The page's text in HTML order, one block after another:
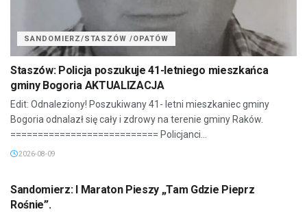
SANDOMIERZ/STASZÓW /OPATÓW
Staszów: Policja poszukuje 41-letniego mieszkańca
gminy Bogoria AKTUALIZACJA
Edit: Odnaleziony! Poszukiwany 41- letni mieszkaniec gminy
Bogoria odnalazł się cały i zdrowy na terenie gminy Raków.
=========================== Policjanci...
2026-08-09
SANDOMIERZ/STASZÓW /OPATÓW
Sandomierz: I Maraton Pieszy „Tam Gdzie Pieprz
Rośnie”.